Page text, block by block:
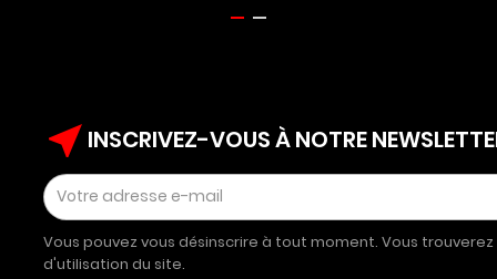
near_me INSCRIVEZ-VOUS À NOTRE
Vous pouvez vous désinscrire à tout moment. Vous
d'utilisation du site.